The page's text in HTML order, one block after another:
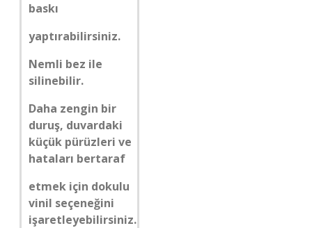
baskı
yaptırabilirsiniz.
Nemli bez ile
silinebilir.
Daha zengin bir
duruş, duvardaki
küçük pürüzleri ve
hataları bertaraf
etmek için dokulu
vinil seçeneğini
işaretleyebilirsiniz.